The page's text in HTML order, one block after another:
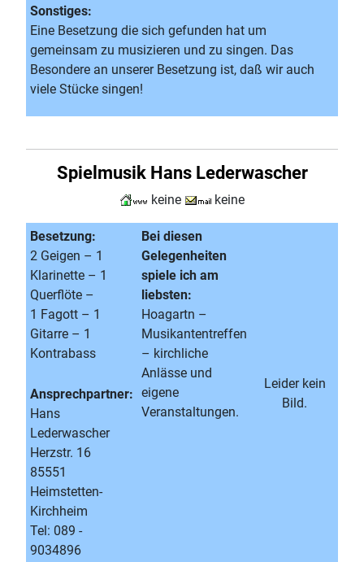
Sonstiges:
Eine Besetzung die sich gefunden hat um
gemeinsam zu musizieren und zu singen. Das
Besondere an unserer Besetzung ist, daß wir auch
viele Stücke singen!
Spielmusik Hans Lederwascher
keine keine
Besetzung:
2 Geigen – 1
Klarinette – 1
Querflöte –
1 Fagott – 1
Gitarre – 1
Kontrabass
Bei diesen
Gelegenheiten
spiele ich am
liebsten:
Hoagartn –
Musikantentreffen
– kirchliche
Anlässe und
eigene
Veranstaltungen.
Leider kein
Bild.
Ansprechpartner:
Hans
Lederwascher
Herzstr. 16
85551
Heimstetten-
Kirchheim
Tel: 089 -
9034896